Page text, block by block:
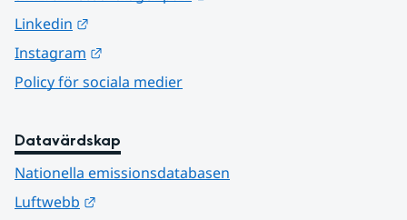
Linkedin
Instagram
Policy för sociala medier
Datavärdskap
Nationella emissionsdatabasen
Luftwebb